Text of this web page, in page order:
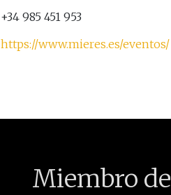
+34 985 451 953
https://www.mieres.es/eventos/
Miembro de